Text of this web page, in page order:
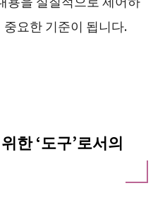
요한 기준이 됩니다.
한 ‘도구’로서의